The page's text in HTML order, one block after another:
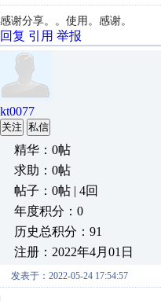
感谢分享。。使用。感谢。
回复 引用 举报
kt0077
关注 私信
精华：0帖
求助：0帖
帖子：0帖 | 4回
年度积分：0
历史总积分：91
注册：2022年4月01日
发表于：2022-05-24 17:54:57